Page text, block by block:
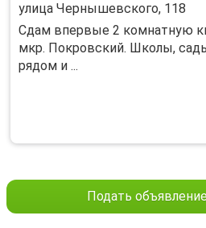
улица Чернышевского, 118
Сдам впервые 2 комнатную
мкр. Покровский. Школы,
рядом и ...
Подать